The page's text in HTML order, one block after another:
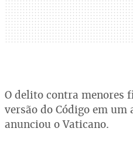
O delito contra menores
versão do Código em
anunciou o Vaticano.